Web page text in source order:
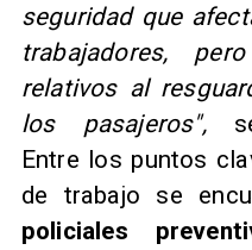
seguridad que
trabajadores,
relativos al
los pasajeros",
Entre los puntos
de trabajo se
policiales